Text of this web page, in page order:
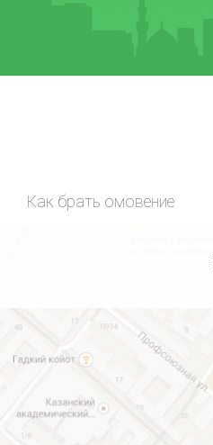
Как брать омовение